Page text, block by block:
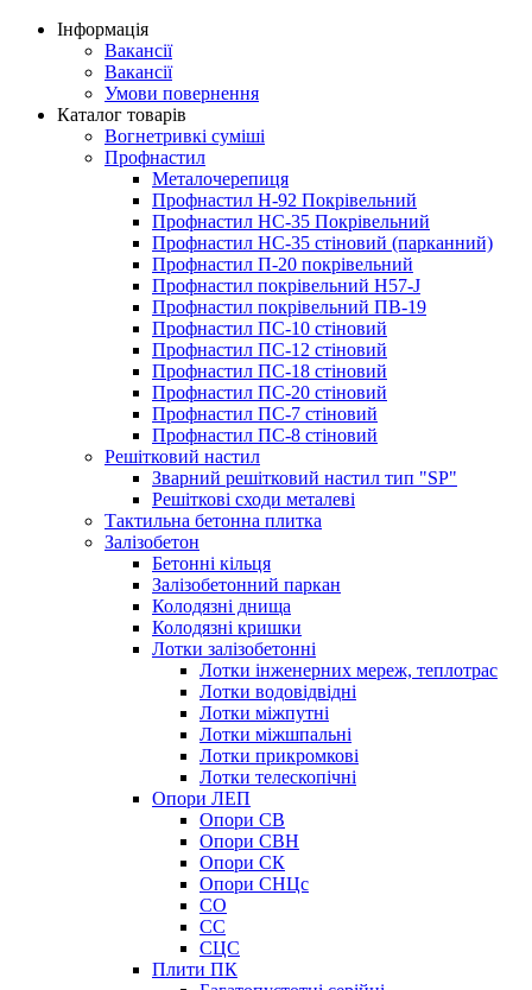
Інформація
Вакансії
Вакансії
Умови повернення
Каталог товарів
Вогнетривкі суміші
Профнастил
Металочерепиця
Профнастил Н-92 Покрівельний
Профнастил НС-35 Покрівельний
Профнастил НС-35 стіновий (парканний)
Профнастил П-20 покрівельний
Профнастил покрівельний H57-J
Профнастил покрівельний ПВ-19
Профнастил ПС-10 стіновий
Профнастил ПС-12 стіновий
Профнастил ПС-18 стіновий
Профнастил ПС-20 стіновий
Профнастил ПС-7 стіновий
Профнастил ПС-8 стіновий
Решітковий настил
Зварний решітковий настил тип "SP"
Решіткові сходи металеві
Тактильна бетонна плитка
Залізобетон
Бетонні кільця
Залізобетонний паркан
Колодязні днища
Колодязні кришки
Лотки залізобетонні
Лотки інженерних мереж, теплотрас
Лотки водовідвідні
Лотки міжпутні
Лотки міжшпальні
Лотки прикромкові
Лотки телескопічні
Опори ЛЕП
Опори СВ
Опори СВН
Опори СК
Опори СНЦс
СО
СС
СЦС
Плити ПК